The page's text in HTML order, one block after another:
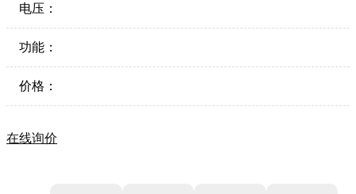
电压：
功能：
价格：
在线询价